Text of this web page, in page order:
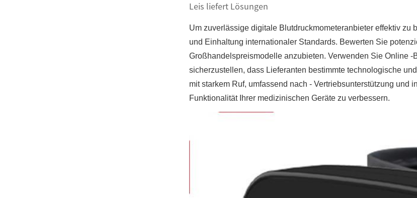
Leis liefert Lösungen
Um zuverlässige digitale Blutdruckmometeranbieter effektiv
und Einhaltung internationaler Standards. Bewerten Sie
Großhandelspreismodelle anzubieten. Verwenden Sie Online
sicherzustellen, dass Lieferanten bestimmte technologische
mit starkem Ruf, umfassend nach - Vertriebsunterstützung
Funktionalität Ihrer medizinischen Geräte zu verbessern.